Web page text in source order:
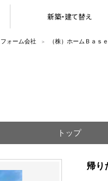
新築・建て替え
ォーム会社 （株）ホームＢａｓｅ
トップ
帰り